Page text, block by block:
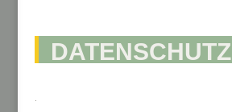
DATENSCHUTZ
.